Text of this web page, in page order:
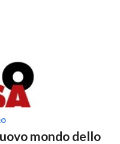
mondo dello